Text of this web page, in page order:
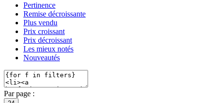
Pertinence
Remise décroissante
Plus vendu
Prix croissant
Prix décroissant
Les mieux notés
Nouveautés
Par page :